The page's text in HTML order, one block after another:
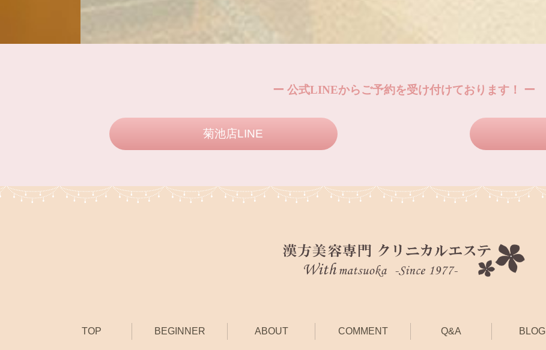
ー 公式LINEからご予約を受け付けております！ ー
菊池店LINE
TOP BEGINNER ABOUT COMMENT Q&A BLOG